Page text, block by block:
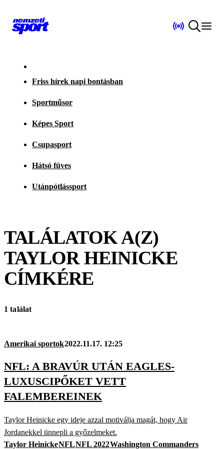
Friss hírek napi bontásban
Sportműsor
Képes Sport
Csupasport
Hátsó füves
Utánpótlássport
TALÁLATOK A(Z)
TAYLOR HEINICKE
CÍMKÉRE
1 találat
Amerikai sportok2022.11.17. 12:25
NFL: A BRAVÚR UTÁN EAGLES-
LUXUSCIPŐKET VETT
FALEMBEREINEK
Taylor Heinicke egy ideje azzal motiválja magát, hogy Air
Jordanekkel ünnepli a győzelmeket.
Taylor HeinickeNFLNFL 2022Washington Commanders